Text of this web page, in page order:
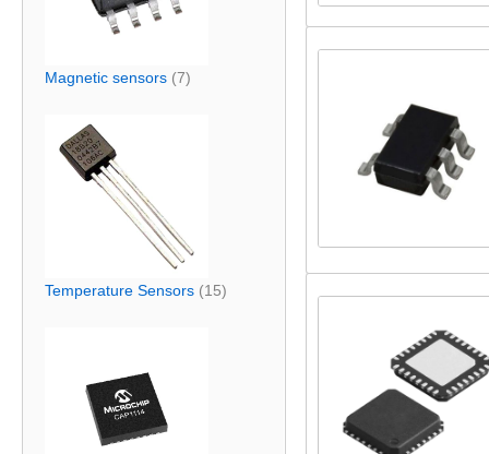
Magnetic sensors (7)
Temperature Sensors (15)